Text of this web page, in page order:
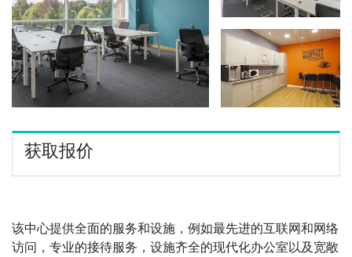
获取报价
该中心提供全面的服务和设施，例如最先进的互联网和网络
访问，专业的接待服务，设施齐全的现代化办公室以及宽敞